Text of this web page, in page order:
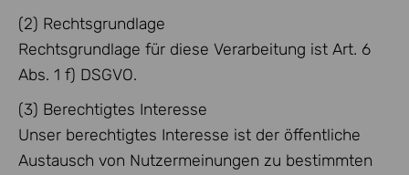
(2) Rechtsgrundlage
Rechtsgrundlage für diese Verarbeitung ist Art. 6
Abs. 1 f) DSGVO.
(3) Berechtigtes Interesse
Unser berechtigtes Interesse ist der öffentliche
Austausch von Nutzermeinungen zu bestimmten